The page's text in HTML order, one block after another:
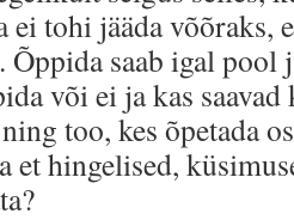
ei tohi jääda võõraks,
Õppida saab igal
või ei ja kas saavad
too, kes õpetada
et hingelised,